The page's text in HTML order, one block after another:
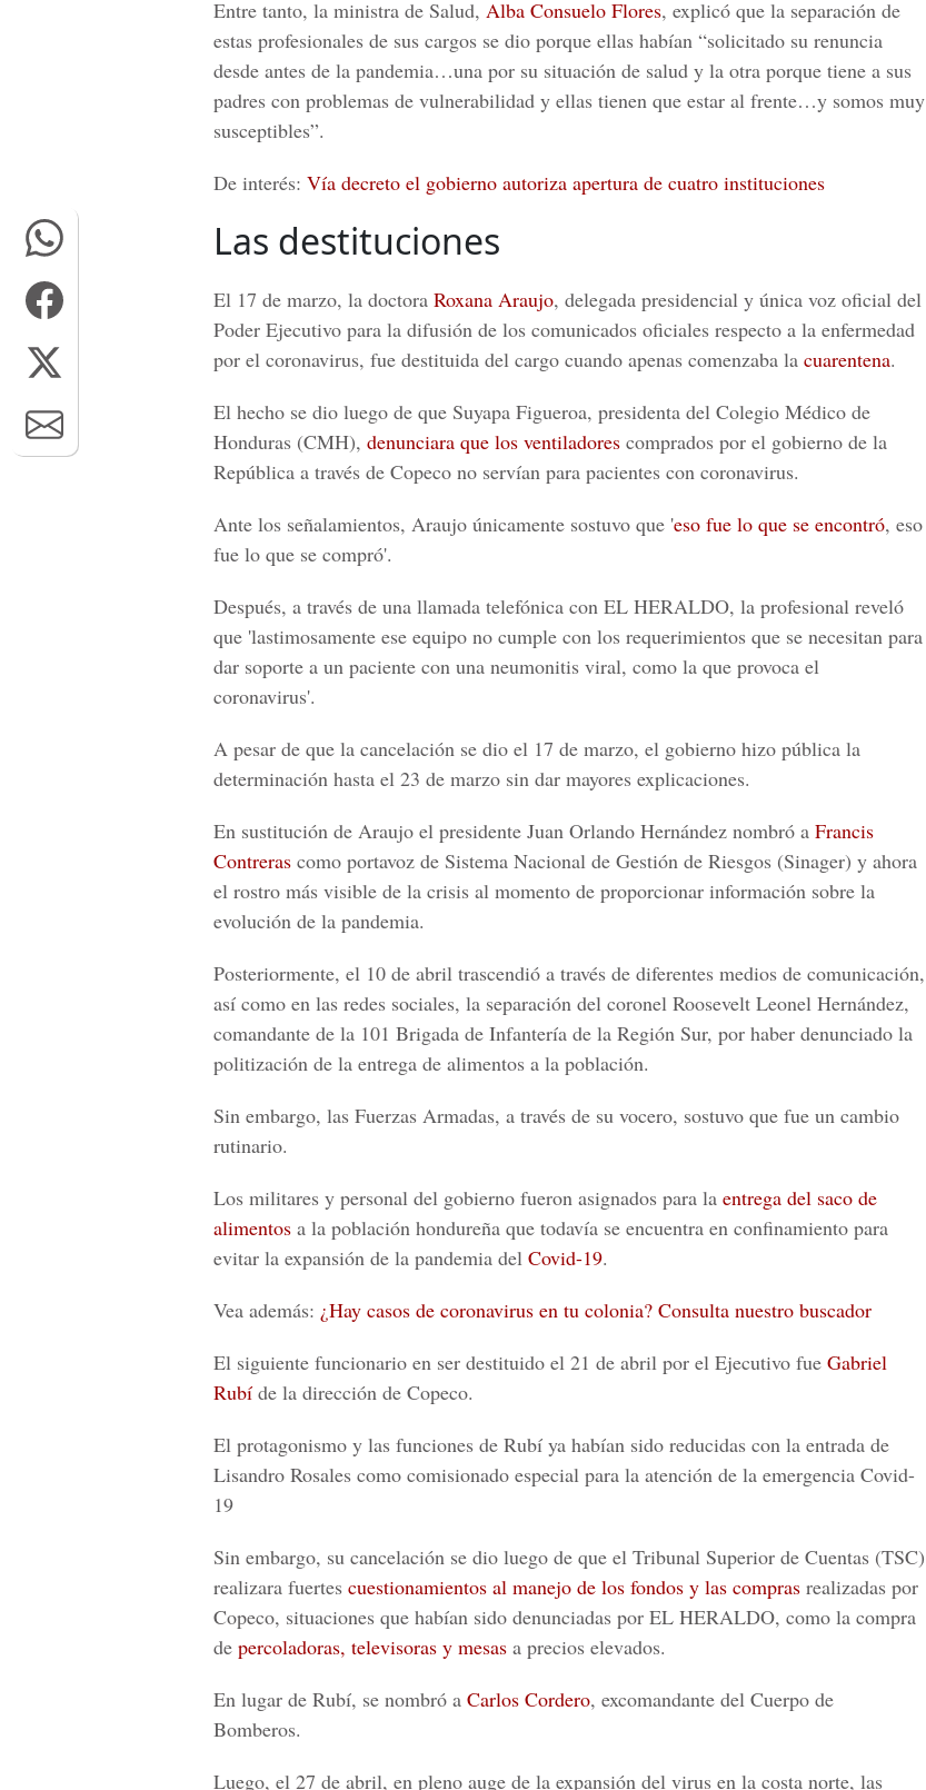
Entre tanto, la ministra de Salud, Alba Consuelo Flores, explicó que la separación de
estas profesionales de sus cargos se dio porque ellas habían “solicitado su renuncia
desde antes de la pandemia…una por su situación de salud y la otra porque tiene a sus
padres con problemas de vulnerabilidad y ellas tienen que estar al frente…y somos muy
susceptibles”.
De interés: Vía decreto el gobierno autoriza apertura de cuatro instituciones
Las destituciones
El 17 de marzo, la doctora Roxana Araujo, delegada presidencial y única voz oficial del
Poder Ejecutivo para la difusión de los comunicados oficiales respecto a la enfermedad
por el coronavirus, fue destituida del cargo cuando apenas comenzaba la cuarentena.
El hecho se dio luego de que Suyapa Figueroa, presidenta del Colegio Médico de
Honduras (CMH), denunciara que los ventiladores comprados por el gobierno de la
República a través de Copeco no servían para pacientes con coronavirus.
Ante los señalamientos, Araujo únicamente sostuvo que 'eso fue lo que se encontró, eso
fue lo que se compró'.
Después, a través de una llamada telefónica con EL HERALDO, la profesional reveló
que 'lastimosamente ese equipo no cumple con los requerimientos que se necesitan para
dar soporte a un paciente con una neumonitis viral, como la que provoca el
coronavirus'.
A pesar de que la cancelación se dio el 17 de marzo, el gobierno hizo pública la
determinación hasta el 23 de marzo sin dar mayores explicaciones.
En sustitución de Araujo el presidente Juan Orlando Hernández nombró a Francis
Contreras como portavoz de Sistema Nacional de Gestión de Riesgos (Sinager) y ahora
el rostro más visible de la crisis al momento de proporcionar información sobre la
evolución de la pandemia.
Posteriormente, el 10 de abril trascendió a través de diferentes medios de comunicación,
así como en las redes sociales, la separación del coronel Roosevelt Leonel Hernández,
comandante de la 101 Brigada de Infantería de la Región Sur, por haber denunciado la
politización de la entrega de alimentos a la población.
Sin embargo, las Fuerzas Armadas, a través de su vocero, sostuvo que fue un cambio
rutinario.
Los militares y personal del gobierno fueron asignados para la entrega del saco de
alimentos a la población hondureña que todavía se encuentra en confinamiento para
evitar la expansión de la pandemia del Covid-19.
Vea además: ¿Hay casos de coronavirus en tu colonia? Consulta nuestro buscador
El siguiente funcionario en ser destituido el 21 de abril por el Ejecutivo fue Gabriel
Rubí de la dirección de Copeco.
El protagonismo y las funciones de Rubí ya habían sido reducidas con la entrada de
Lisandro Rosales como comisionado especial para la atención de la emergencia Covid-
19
Sin embargo, su cancelación se dio luego de que el Tribunal Superior de Cuentas (TSC)
realizara fuertes cuestionamientos al manejo de los fondos y las compras realizadas por
Copeco, situaciones que habían sido denunciadas por EL HERALDO, como la compra
de percoladoras, televisoras y mesas a precios elevados.
En lugar de Rubí, se nombró a Carlos Cordero, excomandante del Cuerpo de
Bomberos.
Luego, el 27 de abril, en pleno auge de la expansión del virus en la costa norte, las